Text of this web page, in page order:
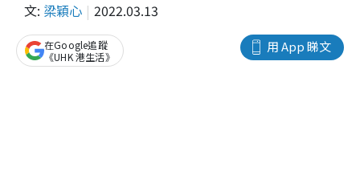
文: 梁穎心 2022.03.13
用 App 睇文
在Google追蹤
《UHK 港生活》